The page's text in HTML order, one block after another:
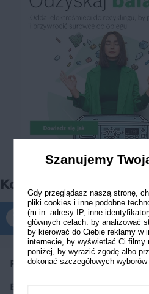
Komentarze
Komentarze tylko dla
Pafwvcio
Bardzo fajna propozycja na
Szanujemy
Gdy przeglądasz naszą stronę,
pliki cookies i inne podobne
(m.in. adresy IP, inne
głównych celach: by analizować
by kierować do Ciebie reklamy w
internecie, by wyświetlać Ci filmy
poniżej, by wyrazić zgodę albo
dokonać szczegółowych